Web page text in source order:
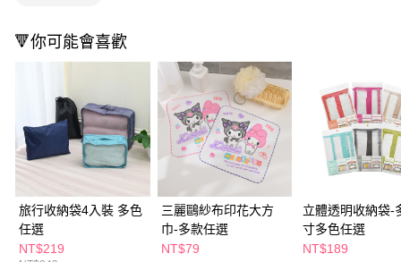
３．收到繳費通知簡訊後14天內，點擊此簡訊中的連結，可透過四大超商／
ATM／網路銀行／等多元方式進行付款，方視為交易完成。
※ 請注意：結帳手續完成當下不需立刻繳費，但若您需要取消訂單，請聯絡
購買商品的店家。未經商家同意取消之訂單仍視為有效，需透過AFTEE先享
後付繳納相關費用。
※ 交易是否成功請以「AFTEE先享後付 」之結帳頁面顯示為準，若有關於
是否繳費成功／繳費後需取消欲退款等相關疑問，請聯繫「AFTEE先享後付
客戶支援中心」https://netprotections.freshdesk.com/support/home
１．透過由恩沛科技股份有限公司提供之「AFTEE先享後付」服務完成之交
易，需依本服務之必要範圍內提供個人資料，並將交易相關給付款項請求債
權轉讓予恩沛科技股份有限公司。
２．關於個人資料處理事宜，請瀏覽以下網址：
萊爾富取貨付款
每筆NT$65，滿NT$490(含以上)免運費
付款後萊爾富取貨
每筆NT$65，滿NT$490(含以上)免運費
7-11取貨付款
每筆NT$65，滿NT$490(含以上)免運費
付款後7-11取貨
每筆NT$65，滿NT$490(含以上)免運費
🔻你可能會喜歡
旅行收納袋4入裝 多色
任選
NT$219
三麗鷗紗布印花大方
巾-多款任選
NT$79
立體透明收納袋-
寸多色任選
NT$189